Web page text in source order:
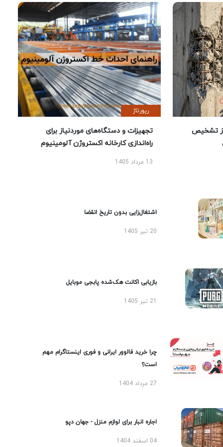
تشخیص
رپورتاژ
تجهیزات و دستگاه‌های موردنیاز برای
راه‌اندازی کارخانه اکستروژن آلومینیوم
13 مرداد 1405
اشتغال‌زایی بدون تاریخ انقضا
20 تیر 1405
بازیابی اکانت هک‌شده پابجی موبایل
چرا خرید فالوور ایرانی و فوری اینستاگرام مهم
است؟
27 مرداد 1404
اجاره انبار برای لوازم منزل - جهان دپو
04 اسفند 1404